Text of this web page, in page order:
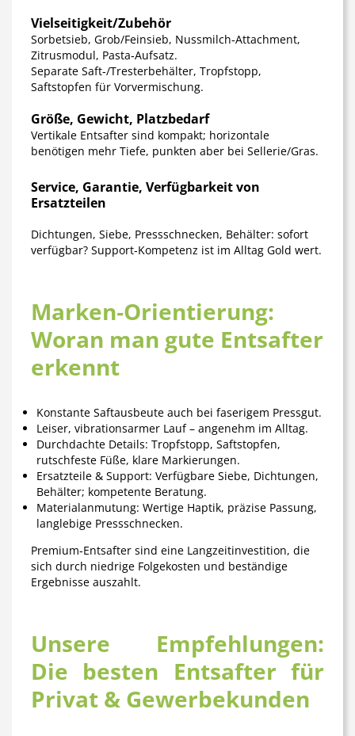
Vielseitigkeit/Zubehör
Sorbetsieb, Grob/Feinsieb, Nussmilch‑Attachment,
Zitrusmodul, Pasta‑Aufsatz.
Separate Saft‑/Tresterbehälter, Tropfstopp,
Saftstopfen für Vorvermischung.
Größe, Gewicht, Platzbedarf
Vertikale Entsafter sind kompakt; horizontale
benötigen mehr Tiefe, punkten aber bei Sellerie/Gras.
Service, Garantie, Verfügbarkeit von
Ersatzteilen
Dichtungen, Siebe, Pressschnecken, Behälter: sofort
verfügbar? Support‑Kompetenz ist im Alltag Gold wert.
Marken‑Orientierung:
Woran man gute Entsafter
erkennt
Konstante Saftausbeute auch bei faserigem Pressgut.
Leiser, vibrationsarmer Lauf– angenehm im Alltag.
Durchdachte Details: Tropfstopp, Saftstopfen,
rutschfeste Füße, klare Markierungen.
Ersatzteile & Support: Verfügbare Siebe, Dichtungen,
Behälter; kompetente Beratung.
Materialanmutung: Wertige Haptik, präzise Passung,
langlebige Pressschnecken.
Premium‑Entsafter sind eine Langzeitinvestition, die
sich durch niedrige Folgekosten und beständige
Ergebnisse auszahlt.
Unsere Empfehlungen:
Die besten Entsafter für
Privat & Gewerbekunden